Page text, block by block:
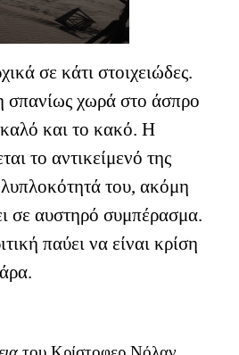
σε κάτι στοιχειώδες.
χωρά στο άσπρο
και το κακό. Η
το αντικείμενό της
του, ακόμη
σε αυστηρό συμπέρασμα.
παύει να είναι κρίση